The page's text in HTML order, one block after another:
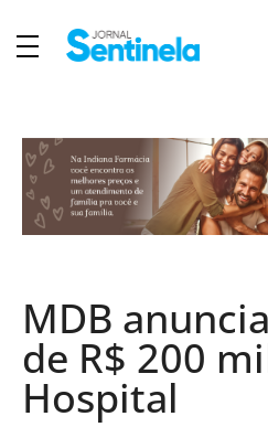
MDB
de R$ 200
Hospital